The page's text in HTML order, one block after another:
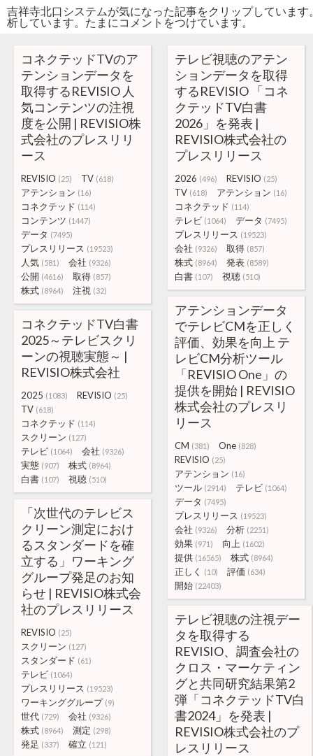
吉祥寺北口システムが気になった記事をクリップしていま
析しています。たまにコメントをつけています。
コネクテッドTVのア
テンションデータを
取得するREVISIO 人
気コンテンツの注視
度を公開 | REVISIO株
式会社のプレスリリ
ース
REVISIO (25) TV (618)
アテンション (16)
コネクテッド (114)
コンテンツ (1447)
データ (7495)
プレスリリース (19523)
人気 (581) 会社 (9326)
公開 (4616) 取得 (857)
株式 (8964) 注視 (32)
テレビ視聴のアテン
ションデータを取得
するREVISIO 「コネ
クテッドTV白書
2026」を発表 |
REVISIO株式会社の
プレスリリース
2026 (496) REVISIO (25)
TV (618) アテンション (16)
コネクテッド (114)
テレビ (1064) データ (7495)
プレスリリース (19523)
会社 (9326) 取得 (857)
株式 (8964) 発表 (8589)
白書 (107) 視聴 (510)
アテンションデータ
でテレビCMを正しく
評価、効果を向上 テ
レビCM分析ツール
「REVISIO One」の
提供を開始 | REVISIO
株式会社のプレスリ
リース
CM (381) One (828)
REVISIO (25)
アテンション (16)
ツール (2914) テレビ (1064)
データ (7495)
プレスリリース (19523)
会社 (9326) 分析 (2251)
効果 (971) 向上 (1602)
提供 (16565) 株式 (8964)
正しく (10) 評価 (634)
開始 (22403)
コネクテッドTV白書
2025～テレビスクリ
ーンの視聴実態～ |
REVISIO株式会社
2025 (1083) REVISIO (25)
TV (618)
コネクテッド (114)
スクリーン (127)
テレビ (1064) 会社 (9326)
実態 (907) 株式 (8964)
白書 (107) 視聴 (510)
「次世代のテレビス
クリーン測定におけ
るスタンダードを確
立する」ワーキング
グループ発足のお知
らせ | REVISIO株式会
社のプレスリリース
REVISIO (25)
スクリーン (127)
スタンダード (61)
テレビ (1064)
プレスリリース (19523)
ワーキンググループ (9)
世代 (729) 会社 (9326)
株式 (8964) 測定 (298)
発足 (337) 確立 (121)
テレビ視聴の注視デー
タを取得する
REVISIO、調査会社の
クロス・マーケティン
グと共同研究結果第2
弾「コネクテッドTV白
書2024」を発表 |
REVISIO株式会社のプ
レスリリース